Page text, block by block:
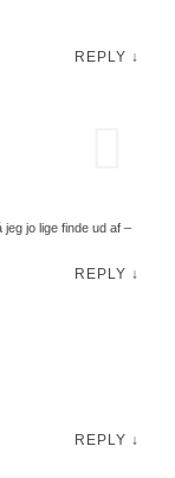
REPLY ↓
jo lige finde ud af –
REPLY ↓
REPLY ↓